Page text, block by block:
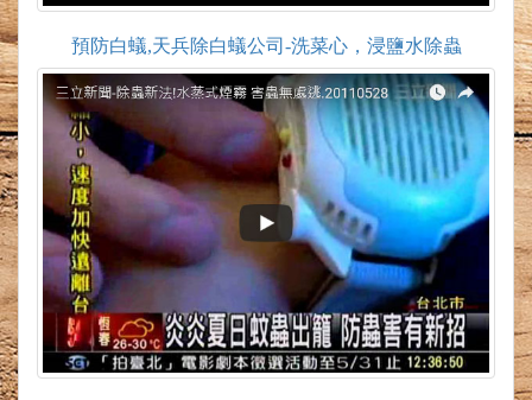
預防白蟻,天兵除白蟻公司-洗菜心，浸鹽水除蟲